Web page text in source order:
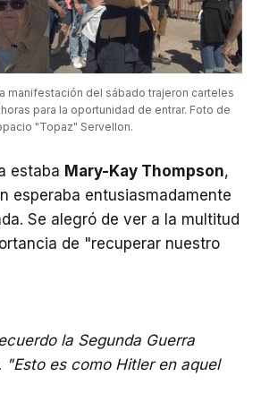
manifestación del sábado trajeron carteles
para la oportunidad de entrar. Foto de
"Topaz" Servellon.
estaba Mary-Kay Thompson,
esperaba entusiasmadamente
Se alegró de ver a la multitud
de "recuperar nuestro
la Segunda Guerra
"Esto es como Hitler en aquel